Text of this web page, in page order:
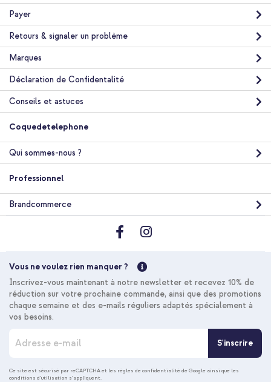
Livraison gratuite 26,48 €
Acheter
Livraison
gratuite
imoshion Coque silicone avec porte-cartes Samsung Galaxy
A37 (5G) - Transparent + Cordon de téléphone universel -
Beige
Livraison gratuite
Acheter
Livraison
gratuite
A37 (5G) - Transparent + Câble tressé magnétique - USB-C
Payer
Retours & signaler un problème
Marques
Déclaration de Confidentalité
Conseils et astuces
Coquedetelephone
Qui sommes-nous ?
Professionnel
Brandcommerce
Vous ne voulez rien manquer ?
Inscrivez-vous maintenant à notre newsletter et recevez 10% de
réduction sur votre prochaine commande, ainsi que des promotions
chaque semaine et des e-mails réguliers adaptés spécialement à
vos besoins.
c
S'inscrire
Ce site est sécurisé par reCAPTCHA et les règles de confidentialité de Google ainsi que les
conditions d'utilisation s'appliquent.